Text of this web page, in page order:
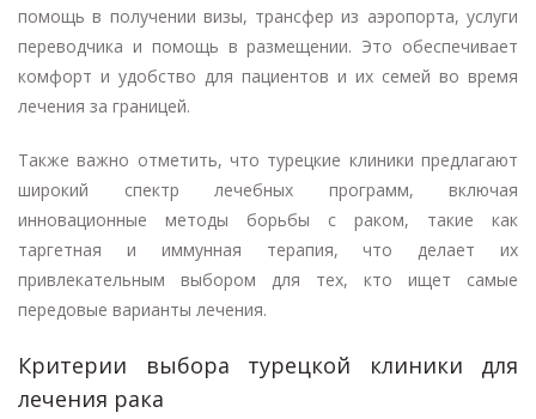
помощь в получении визы, трансфер из аэропорта, услуги
переводчика и помощь в размещении. Это обеспечивает
комфорт и удобство для пациентов и их семей во время
лечения за границей.
Также важно отметить, что турецкие клиники предлагают
широкий спектр лечебных программ, включая
инновационные методы борьбы с раком, такие как
таргетная и иммунная терапия, что делает их
привлекательным выбором для тех, кто ищет самые
передовые варианты лечения.
Критерии выбора турецкой клиники для
лечения рака